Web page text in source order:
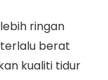
ringan
berat
kualiti tidur